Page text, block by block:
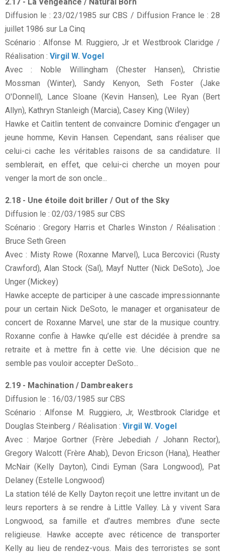
Diffusion le : 23/02/1985 sur CBS / Diffusion France le : 28
juillet 1986 sur La Cinq
Scénario : Alfonse M. Ruggiero, Jr et Westbrook Claridge /
Réalisation : Virgil W. Vogel
Avec : Noble Willingham (Chester Hansen), Christie
Mossman (Winter), Sandy Kenyon, Seth Foster (Jake
O'Donnell), Lance Sloane (Kevin Hansen), Lee Ryan (Bert
Allyn), Kathryn Stanleigh (Marcia), Casey King (Wiley)
Hawke et Caitlin tentent de convaincre Dominic d’engager un
jeune homme, Kevin Hansen. Cependant, sans réaliser que
celui-ci cache les véritables raisons de sa candidature. Il
semblerait, en effet, que celui-ci cherche un moyen pour
venger la mort de son oncle...
2.18 - Une étoile doit briller / Out of the Sky
Diffusion le : 02/03/1985 sur CBS
Scénario : Gregory Harris et Charles Winston / Réalisation :
Bruce Seth Green
Avec : Misty Rowe (Roxanne Marvel), Luca Bercovici (Rusty
Crawford), Alan Stock (Sal), Mayf Nutter (Nick DeSoto), Joe
Unger (Mickey)
Hawke accepte de participer à une cascade impressionnante
pour un certain Nick DeSoto, le manager et organisateur de
concert de Roxanne Marvel, une star de la musique country.
Roxanne confie à Hawke qu’elle est décidée à prendre sa
retraite et à mettre fin à cette vie. Une décision que ne
semble pas vouloir accepter DeSoto...
2.19 - Machination / Dambreakers
Diffusion le : 16/03/1985 sur CBS
Scénario : Alfonse M. Ruggiero, Jr, Westbrook Claridge et
Douglas Steinberg / Réalisation : Virgil W. Vogel
Avec : Marjoe Gortner (Frère Jebediah / Johann Rector),
Gregory Walcott (Frère Ahab), Devon Ericson (Hana), Heather
McNair (Kelly Dayton), Cindi Eyman (Sara Longwood), Pat
Delaney (Estelle Longwood)
La station télé de Kelly Dayton reçoit une lettre invitant un de
leurs reporters à se rendre à Little Valley. Là y vivent Sara
Longwood, sa famille et d’autres membres d'une secte
religieuse. Hawke accepte avec réticence de transporter
Kelly au lieu de rendez-vous. Mais des terroristes se sont